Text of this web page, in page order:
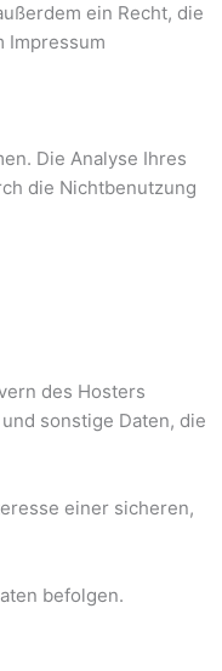
ein Recht, die
Impressum
Die Analyse Ihres
die Nichtbenutzung
des Hosters
sonstige Daten, die
einer sicheren,
befolgen.